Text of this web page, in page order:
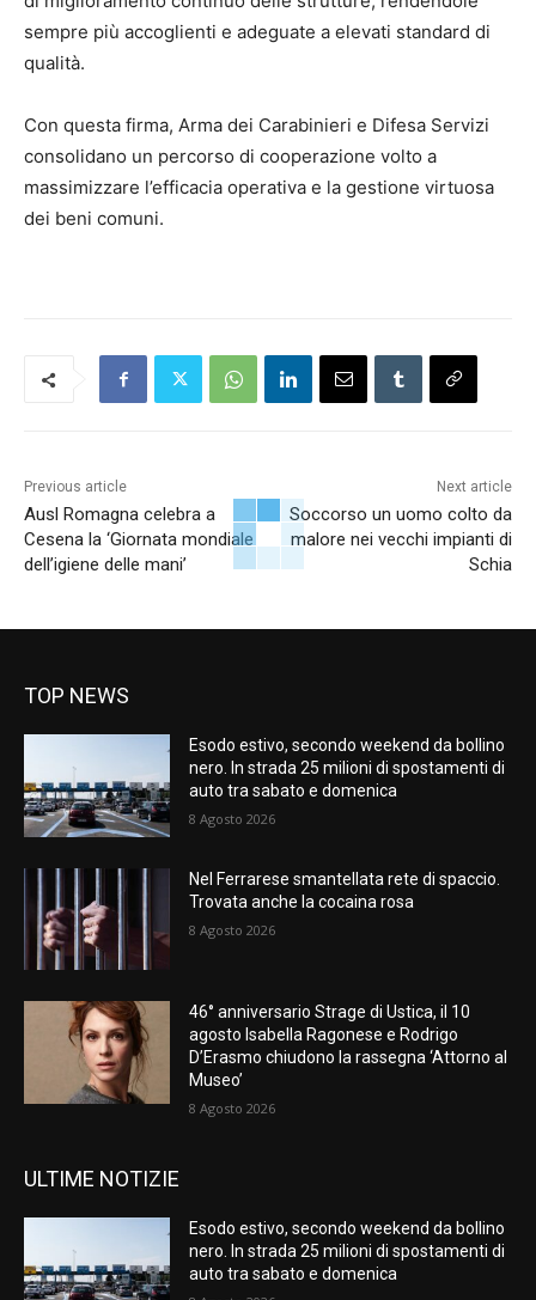
sempre più accoglienti e adeguate a elevati standard di
qualità.
Con questa firma, Arma dei Carabinieri e Difesa Servizi
consolidano un percorso di cooperazione volto a
massimizzare l’efficacia operativa e la gestione virtuosa
dei beni comuni.
Previous article
Ausl Romagna celebra a
Cesena la ‘Giornata mondiale
dell’igiene delle mani’
Next article
Soccorso un uomo colto da
malore nei vecchi impianti di
Schia
TOP NEWS
Esodo estivo, secondo weekend da bollino
nero. In strada 25 milioni di spostamenti di
auto tra sabato e domenica
8 Agosto 2026
Nel Ferrarese smantellata rete di spaccio.
Trovata anche la cocaina rosa
8 Agosto 2026
46° anniversario Strage di Ustica, il 10
agosto Isabella Ragonese e Rodrigo
D’Erasmo chiudono la rassegna ‘Attorno al
Museo’
8 Agosto 2026
ULTIME NOTIZIE
Esodo estivo, secondo weekend da bollino
nero. In strada 25 milioni di spostamenti di
auto tra sabato e domenica